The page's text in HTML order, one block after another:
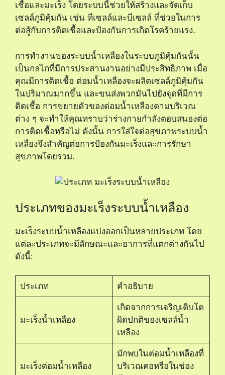
เชื้อและมะเร็ง โดยระบบนี้ช่วยให้สร้างและจัดเก็บ
เซลล์ภูมิคุ้มกัน เช่น ทีเซลล์และบีเซลล์ ที่ช่วยในการ
ต่อสู้กับการติดเชื้อและป้องกันการเกิดโรคร้ายแรง.
การทำงานของระบบน้ำเหลืองในระบบภูมิคุ้มกันนั้น
เป็นกลไกที่มีการประสานงานอย่างมีประสิทธิภาพ เมื่อ
คุณมีการติดเชื้อ ต่อมน้ำเหลืองจะผลิตเซลล์ภูมิคุ้มกัน
ในปริมาณมากขึ้น และขนส่งพวกมันไปยังจุดที่มีการ
ติดเชื้อ การขยายตัวของต่อมน้ำเหลืองตามบริเวณ
ต่าง ๆ จะทำให้คุณทราบว่าร่างกายกำลังตอบสนองต่อ
การติดเชื้อหรือไม่ ดังนั้น การใส่ใจต่อสุขภาพระบบน้ำ
เหลืองจึงสำคัญต่อการป้องกันมะเร็งและการรักษา
สุขภาพโดยรวม.
ประเภทของมะเร็งระบบน้ำเหลือง
มะเร็งระบบน้ำเหลืองแบ่งออกเป็นหลายประเภท โดย
แต่ละประเภทจะมีลักษณะและอาการที่แตกต่างกันไป
ดังนี้:
ประเภท คำอธิบาย
มะเร็งน้ำเหลือง
เกิดจากการเจริญเติบโต
ผิดปกติของเซลล์น้ำ
เหลือง
มะเร็งต่อมน้ำเหลือง
มักพบในต่อมน้ำเหลืองที่
บริเวณคอหรือในช่อง